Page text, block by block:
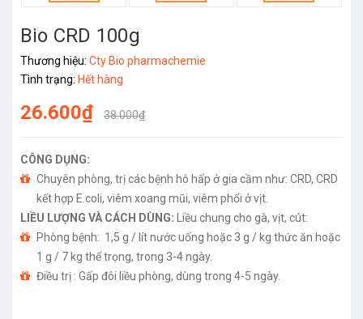
Bio CRD 100g
Thương hiệu: Cty Bio pharmachemie
Tình trạng: Hết hàng
26.600₫ 38.000₫
CÔNG DỤNG:
Chuyên phòng, trị các bệnh hô hấp ở gia cầm như: CRD, CRD
kết hợp E.coli, viêm xoang mũi, viêm phổi ở vịt.
LIỀU LƯỢNG VÀ CÁCH DÙNG:
Liều chung cho gà, vịt, cút:
Phòng bệnh: 1,5 g / lít nước uống hoặc 3 g / kg thức ăn hoặc
1 g / 7 kg thể trọng, trong 3-4 ngày.
Điều trị : Gấp đôi liều phòng, dùng trong 4-5 ngày.